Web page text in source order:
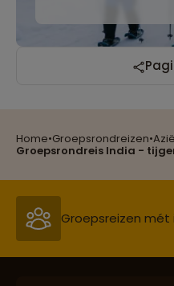
Home•Groepsrondreizen•Azië
Groepsrondreis India -
Reizen met oog
Groepsreizen mét